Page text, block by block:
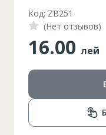
Код: ZB251
(Нет отзывов)
16.00 лей